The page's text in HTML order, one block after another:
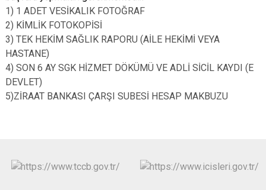
1) 1 ADET VESİKALIK FOTOĞRAF
2) KİMLİK FOTOKOPİSİ
3) TEK HEKİM SAĞLIK RAPORU (AİLE HEKİMİ VEYA
HASTANE)
4) SON 6 AY SGK HİZMET DÖKÜMÜ VE ADLİ SİCİL KAYDI (E
DEVLET)
5)ZİRAAT BANKASI ÇARŞI SUBESİ HESAP MAKBUZU